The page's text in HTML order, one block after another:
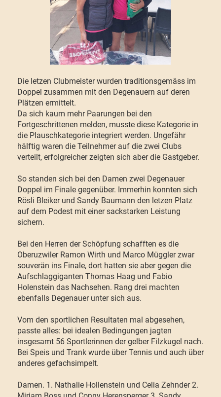
Die letzen Clubmeister wurden traditionsgemäss im
Doppel zusammen mit den Degenauern auf deren
Plätzen ermittelt.
Da sich kaum mehr Paarungen bei den
Fortgeschrittenen melden, musste diese Kategorie in
die Plauschkategorie integriert werden. Ungefähr
hälftig waren die Teilnehmer auf die zwei Clubs
verteilt, erfolgreicher zeigten sich aber die Gastgeber.
So standen sich bei den Damen zwei Degenauer
Doppel im Finale gegenüber. Immerhin konnten sich
Rösli Bleiker und Sandy Baumann den letzen Platz
auf dem Podest mit einer sackstarken Leistung
sichern.
Bei den Herren der Schöpfung schafften es die
Oberuzwiler Ramon Wirth und Marco Müggler zwar
souverän ins Finale, dort hatten sie aber gegen die
Aufschlaggiganten Thomas Haag und Fabio
Holenstein das Nachsehen. Rang drei machten
ebenfalls Degenauer unter sich aus.
Vom den sportlichen Resultaten mal abgesehen,
passte alles: bei idealen Bedingungen jagten
insgesamt 56 Sportlerinnen der gelber Filzkugel nach.
Bei Speis und Trank wurde über Tennis und auch über
anderes gefachsimpelt.
Damen. 1. Nathalie Hollenstein und Celia Zehnder 2.